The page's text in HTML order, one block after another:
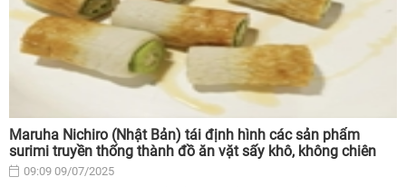
Maruha Nichiro (Nhật Bản) tái định hình các sản phẩm
surimi truyền thống thành đồ ăn vặt sấy khô, không chiên
09:09 09/07/2025